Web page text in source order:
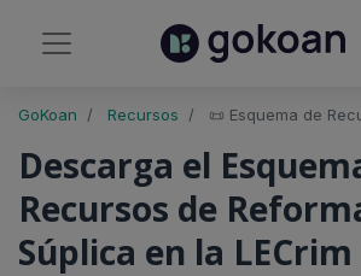
GoKoan Recursos 📜 Esquema de Recursos de
Descarga el
Recursos de
Súplica en la LECrim